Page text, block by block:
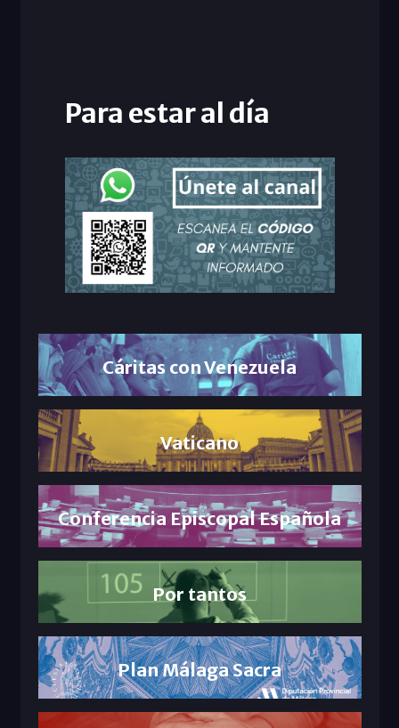
Para estar al día
Cáritas con Venezuela
Vaticano
Conferencia Episcopal Española
Por tantos
Plan Málaga Sacra